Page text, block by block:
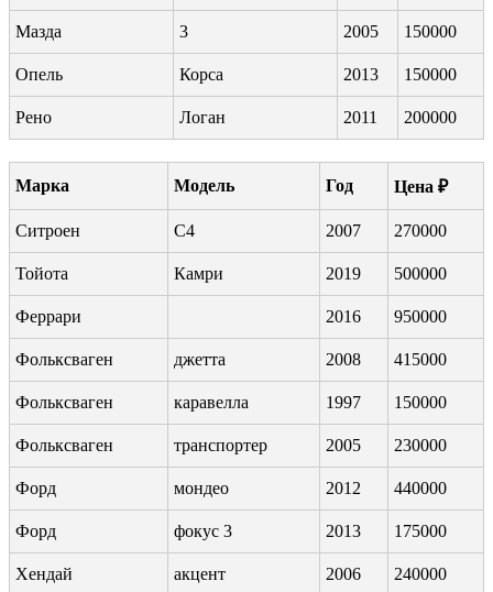
Мазда 3 2005 150000
Опель Корса 2013 150000
Рено Логан 2011 200000
Марка Модель Год Цена ₽
Ситроен С4 2007 270000
Тойота Камри 2019 500000
Феррари 2016 950000
Фольксваген джетта 2008 415000
Фольксваген каравелла 1997 150000
Фольксваген транспортер 2005 230000
Форд мондео 2012 440000
Форд фокус 3 2013 175000
Хендай акцент 2006 240000